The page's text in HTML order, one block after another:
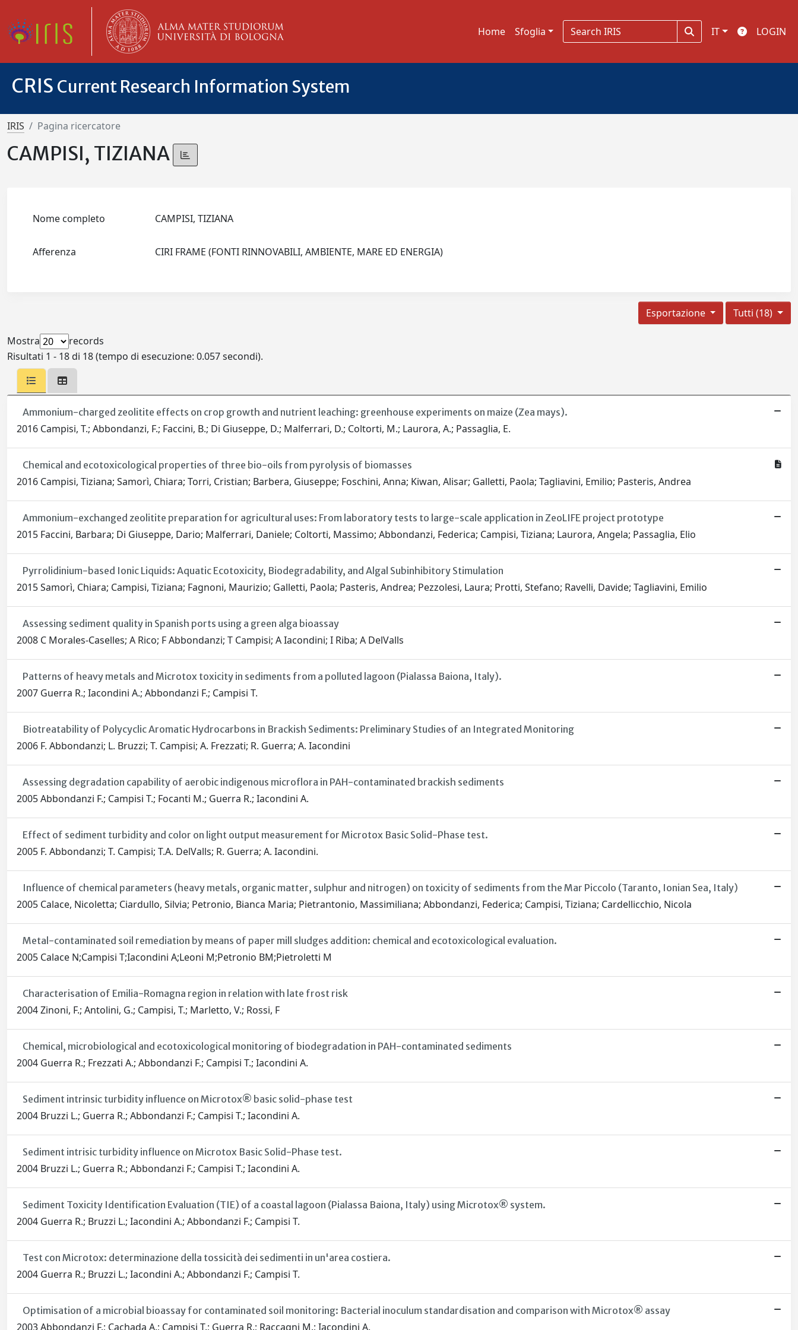
Home Sfoglia IT LOGIN
CRIS Current Research Information System
IRIS Pagina ricercatore
CAMPISI, TIZIANA
Nome completo CAMPISI, TIZIANA
Afferenza CIRI FRAME (FONTI RINNOVABILI, AMBIENTE, MARE ED ENERGIA)
Tutti (18)
Esportazione
Mostra
records
Risultati 1 - 18 di 18 (tempo di esecuzione: 0.057 secondi).
Ammonium-charged zeolitite effects on crop growth and nutrient leaching: greenhouse experiments on maize (Zea mays).
2016 Campisi, T.; Abbondanzi, F.; Faccini, B.; Di Giuseppe, D.; Malferrari, D.; Coltorti, M.; Laurora, A.; Passaglia, E.
Chemical and ecotoxicological properties of three bio-oils from pyrolysis of biomasses
2016 Campisi, Tiziana; Samorì, Chiara; Torri, Cristian; Barbera, Giuseppe; Foschini, Anna; Kiwan, Alisar; Galletti, Paola; Tagliavini, Emilio; Pasteris, Andrea
Ammonium-exchanged zeolitite preparation for agricultural uses: From laboratory tests to large-scale application in ZeoLIFE project prototype
2015 Faccini, Barbara; Di Giuseppe, Dario; Malferrari, Daniele; Coltorti, Massimo; Abbondanzi, Federica; Campisi, Tiziana; Laurora, Angela; Passaglia, Elio
Pyrrolidinium-based Ionic Liquids: Aquatic Ecotoxicity, Biodegradability, and Algal Subinhibitory Stimulation
2015 Samorì, Chiara; Campisi, Tiziana; Fagnoni, Maurizio; Galletti, Paola; Pasteris, Andrea; Pezzolesi, Laura; Protti, Stefano; Ravelli, Davide; Tagliavini, Emilio
Assessing sediment quality in Spanish ports using a green alga bioassay
2008 C Morales-Caselles; A Rico; F Abbondanzi; T Campisi; A Iacondini; I Riba; A DelValls
Patterns of heavy metals and Microtox toxicity in sediments from a polluted lagoon (Pialassa Baiona, Italy).
2007 Guerra R.; Iacondini A.; Abbondanzi F.; Campisi T.
Biotreatability of Polycyclic Aromatic Hydrocarbons in Brackish Sediments: Preliminary Studies of an Integrated Monitoring
2006 F. Abbondanzi; L. Bruzzi; T. Campisi; A. Frezzati; R. Guerra; A. Iacondini
Assessing degradation capability of aerobic indigenous microflora in PAH-contaminated brackish sediments
2005 Abbondanzi F.; Campisi T.; Focanti M.; Guerra R.; Iacondini A.
Effect of sediment turbidity and color on light output measurement for Microtox Basic Solid-Phase test.
2005 F. Abbondanzi; T. Campisi; T.A. DelValls; R. Guerra; A. Iacondini.
Influence of chemical parameters (heavy metals, organic matter, sulphur and nitrogen) on toxicity of sediments from the Mar Piccolo (Taranto, Ionian Sea, Italy)
2005 Calace, Nicoletta; Ciardullo, Silvia; Petronio, Bianca Maria; Pietrantonio, Massimiliana; Abbondanzi, Federica; Campisi, Tiziana; Cardellicchio, Nicola
Metal-contaminated soil remediation by means of paper mill sludges addition: chemical and ecotoxicological evaluation.
2005 Calace N;Campisi T;Iacondini A;Leoni M;Petronio BM;Pietroletti M
Characterisation of Emilia-Romagna region in relation with late frost risk
2004 Zinoni, F.; Antolini, G.; Campisi, T.; Marletto, V.; Rossi, F
Chemical, microbiological and ecotoxicological monitoring of biodegradation in PAH-contaminated sediments
2004 Guerra R.; Frezzati A.; Abbondanzi F.; Campisi T.; Iacondini A.
Sediment intrinsic turbidity influence on Microtox® basic solid-phase test
2004 Bruzzi L.; Guerra R.; Abbondanzi F.; Campisi T.; Iacondini A.
Sediment intrisic turbidity influence on Microtox Basic Solid-Phase test.
2004 Bruzzi L.; Guerra R.; Abbondanzi F.; Campisi T.; Iacondini A.
Sediment Toxicity Identification Evaluation (TIE) of a coastal lagoon (Pialassa Baiona, Italy) using Microtox® system.
2004 Guerra R.; Bruzzi L.; Iacondini A.; Abbondanzi F.; Campisi T.
Test con Microtox: determinazione della tossicità dei sedimenti in un'area costiera.
2004 Guerra R.; Bruzzi L.; Iacondini A.; Abbondanzi F.; Campisi T.
Optimisation of a microbial bioassay for contaminated soil monitoring: Bacterial inoculum standardisation and comparison with Microtox® assay
2003 Abbondanzi F.; Cachada A.; Campisi T.; Guerra R.; Raccagni M.; Iacondini A.